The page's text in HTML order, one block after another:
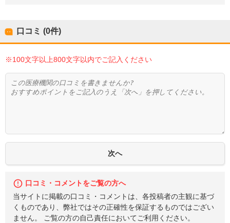
口コミ (0件)
※100文字以上800文字以内でご記入ください
口コミ・コメントをご覧の方へ
当サイトに掲載の口コミ・コメントは、各投稿者の主観に基づ
くものであり、弊社ではその正確性を保証するものではござい
ません。 ご覧の方の自己責任においてご利用ください。